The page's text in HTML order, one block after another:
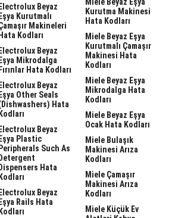
Electrolux Beyaz
Eşya Kurutmalı
Makineleri
Hata Kodları
Electrolux Beyaz
Eşya Mikrodalga
Fırınlar Hata Kodları
Electrolux Beyaz
Eşya Other Seals
Hata
Kodları
Electrolux Beyaz
Eşya Plastic
Peripherals Such As
Detergent
Dispensers Hata
Kodları
Electrolux Beyaz
Eşya Rails Hata
Kodları
Kurutma Makinesi
Hata Kodları
Miele Beyaz Eşya
Kurutmalı Çamaşır
Makinesi Hata
Kodları
Miele Beyaz Eşya
Mikrodalga Hata
Kodları
Miele Beyaz Eşya
Ocak Hata Kodları
Miele Bulaşık
Makinesi Arıza
Kodları
Miele Çamaşır
Makinesi Arıza
Kodları
Miele Küçük Ev